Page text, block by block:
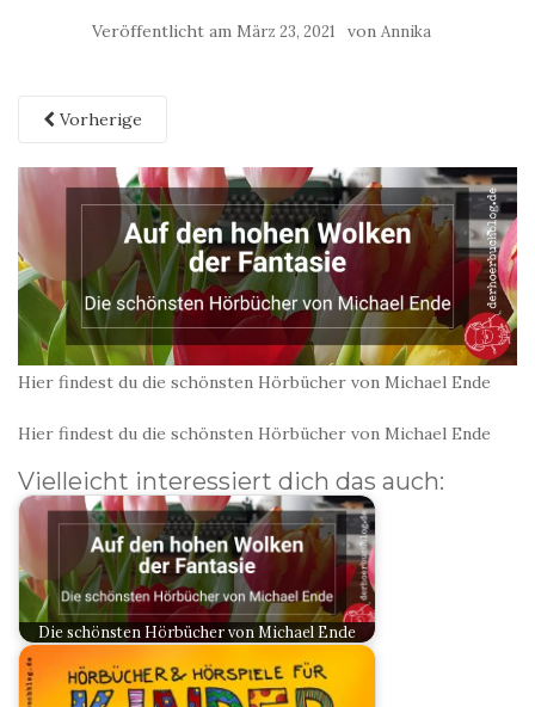
Veröffentlicht am März 23, 2021 von Annika
Vorherige
Hier findest du die schönsten Hörbücher von Michael Ende
Hier findest du die schönsten Hörbücher von Michael Ende
Vielleicht interessiert dich das auch:
Die schönsten Hörbücher von Michael Ende